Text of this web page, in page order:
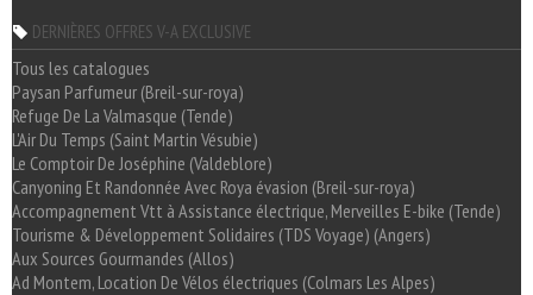
DERNIÈRES OFFRES V-A EXCLUSIVE
Tous les catalogues
Paysan Parfumeur (Breil-sur-roya)
Refuge De La Valmasque (Tende)
L'Air Du Temps (Saint Martin Vésubie)
Le Comptoir De Joséphine (Valdeblore)
Canyoning Et Randonnée Avec Roya évasion (Breil-sur-roya)
Accompagnement Vtt à Assistance électrique, Merveilles E-bike (Tende)
Tourisme & Développement Solidaires (TDS Voyage) (Angers)
Aux Sources Gourmandes (Allos)
Ad Montem, Location De Vélos électriques (Colmars Les Alpes)